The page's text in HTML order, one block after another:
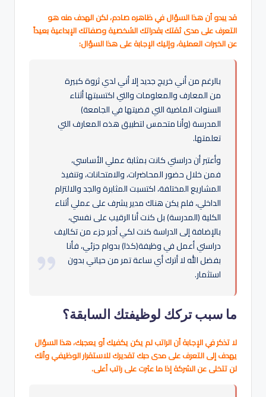
قد يبدو أن هذا السؤال في ظاهره صادم، لكن الهدف منه هو
التعرف على مدى ثقتك بقدراتك الشخصية وصفاتك الإبداعية بعيداً
عن الخبرات العملية، وإليك الإجابة على هذا السؤال:
بالرغم من أني خريج جديد إلا أني لدي ثروة كبيرة
من المعارف والمعلومات والتي اكتسبتها أثناء
السنوات الماضية التي قضيتها في الجامعة)
المدرسة (وأنا متحمس لتطبيق هذه المعارف التي
تعلمتها.
وأعتبر أن دراستي كانت بمثابة عملي الأساسي،
فمن خلال حضور المحاضرات، والامتحانات، وتنفيذ
المشاريع المختلفة، اكتسبت المثابرة والجد والالتزام
الداخلي، فلم يكن هناك مدير يشرف على عملي أثناء
الكلية (المدرسة) بل كنت أنا الرقيب على نفسي،
بالإضافة إلى الدراسة كنت لكي أدبر جزء من تكاليف
دراستي أعمل في وظيفة(كذا) بدوام جزئي، فأنا
بفضل الله لا أترك أي ساعة تمر من حياتي بدون
استثمار.
ما سبب تركك لوظيفتك السابقة؟
لا تذكر في الإجابة أن الراتب لم يكن يكفيك أو يعجبك، هذا السؤال
يهدف إلى التعرف على مدى حبك تقديرك للاستقرار الوظيفي وأنك
لن تتخلى عن الشركة إذا ما عثرت على راتب أعلى.